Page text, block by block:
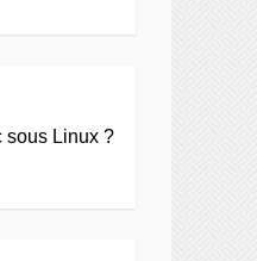
sous Linux ?